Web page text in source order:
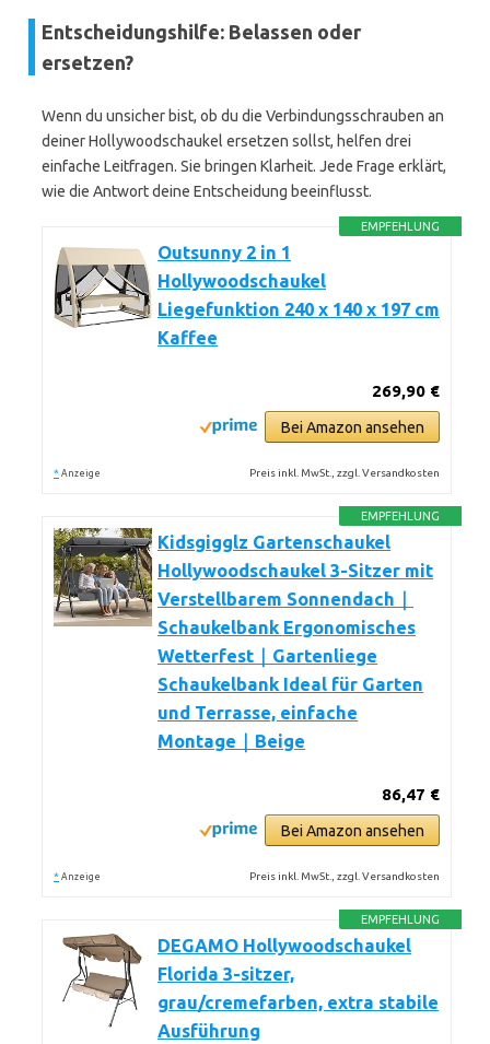
Entscheidungshilfe: Belassen oder
ersetzen?
Wenn du unsicher bist, ob du die Verbindungsschrauben an
deiner Hollywoodschaukel ersetzen sollst, helfen drei
einfache Leitfragen. Sie bringen Klarheit. Jede Frage erklärt,
wie die Antwort deine Entscheidung beeinflusst.
EMPFEHLUNG
Outsunny 2 in 1
Hollywoodschaukel
Liegefunktion 240 x 140 x 197 cm
Kaffee
269,90 €
Bei Amazon ansehen
* Anzeige Preis inkl. MwSt., zzgl. Versandkosten
EMPFEHLUNG
Kidsgigglz Gartenschaukel
Hollywoodschaukel 3-Sitzer mit
Verstellbarem Sonnendach｜
Schaukelbank Ergonomisches
Wetterfest｜Gartenliege
Schaukelbank Ideal für Garten
und Terrasse, einfache
Montage｜Beige
86,47 €
Bei Amazon ansehen
* Anzeige Preis inkl. MwSt., zzgl. Versandkosten
EMPFEHLUNG
DEGAMO Hollywoodschaukel
Florida 3-sitzer,
grau/cremefarben, extra stabile
Ausführung